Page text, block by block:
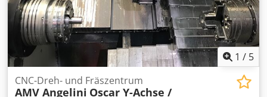
1 / 5
CNC-Dreh- und Fräszentrum
AMV Angelini Oscar Y-Achse /